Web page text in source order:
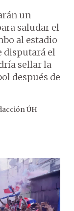
un
saludar el
al estadio
disputará el
sellar la
después de
ÚH